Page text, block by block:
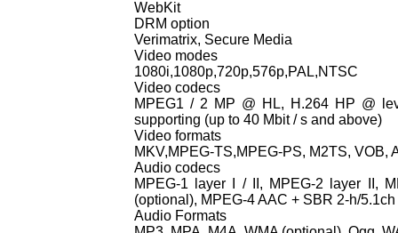
WebKit
DRM option
Verimatrix, Secure Media
Video modes
1080i,1080p,720p,576p,PAL,NTSC
Video codecs
MPEG1 / 2 MP @ HL, H.264 HP @
supporting (up to 40 Mbit / s and above)
Video formats
MKV,MPEG-TS,MPEG-PS, M2TS, VOB,
Audio codecs
MPEG-1 layer I / II, MPEG-2 layer II,
(optional), MPEG-4 AAC + SBR 2-h/
Audio Formats